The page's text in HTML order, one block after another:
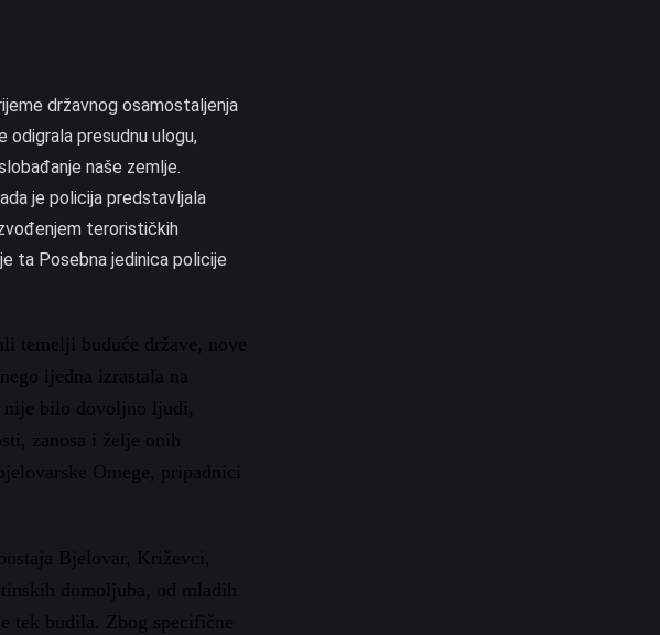
državnog osamostaljenja
odigrala presudnu ulogu,
naše zemlje.
je policija predstavljala
terorističkih
ta Posebna jedinica policije
temelji buduće države, nove
ijedna izrastala na
nije bilo dovoljno ljudi,
zanosa i želje onih
Omege, pripadnici
Bjelovar, Križevci,
domoljuba, od mladih
tek budila. Zbog specifične